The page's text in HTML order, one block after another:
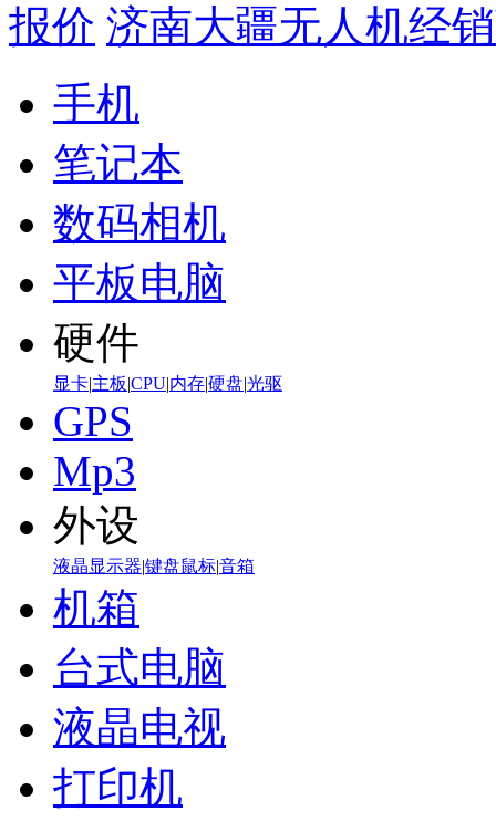
报价 济南大疆无人机经
手机
笔记本
数码相机
平板电脑
硬件
显卡|主板|CPU|内存|硬盘|光驱
GPS
Mp3
外设
液晶显示器|键盘鼠标|音箱
机箱
台式电脑
液晶电视
打印机